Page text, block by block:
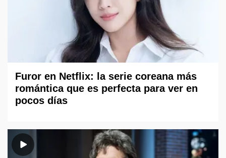
Furor en Netflix: la serie coreana más
romántica que es perfecta para ver en
pocos días